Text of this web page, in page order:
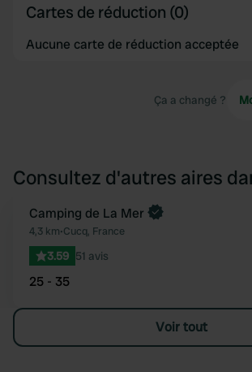
Cartes de réduction (0)
Aucune carte de réduction acceptée
Ça a changé ?
Consultez d'autres aires
Reserve maintenant
Camping de La Mer
4,3 km•Cucq, France
3.59 51 avis
25 - 35
Voir tout